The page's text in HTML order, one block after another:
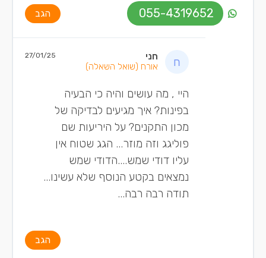
055-4319652 הגב
חני
אורח (שואל השאלה)
27/01/25
היי , מה עושים והיה כי הבעיה
בפינות? איך מגיעים לבדיקה של
מכון התקנים? על היריעות שם
פוליגג וזה מוזר... הגג שטוח אין
עליו דודי שמש....הדודי שמש
נמצאים בקטע הנוסף שלא עשינו...
תודה רבה רבה...
הגב